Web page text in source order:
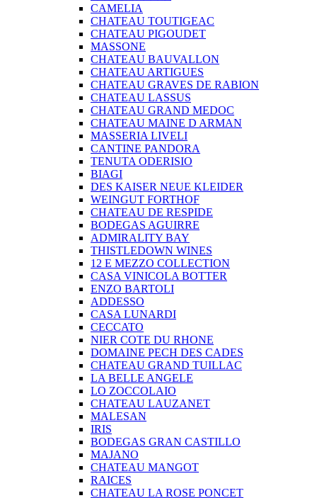
CAMELIA
CHATEAU TOUTIGEAC
CHATEAU PIGOUDET
MASSONE
CHATEAU BAUVALLON
CHATEAU ARTIGUES
CHATEAU GRAVES DE RABION
CHATEAU LASSUS
CHATEAU GRAND MEDOC
CHATEAU MAINE D ARMAN
MASSERIA LIVELI
CANTINE PANDORA
TENUTA ODERISIO
BIAGI
DES KAISER NEUE KLEIDER
WEINGUT FORTHOF
CHATEAU DE RESPIDE
BODEGAS AGUIRRE
ADMIRALITY BAY
THISTLEDOWN WINES
12 E MEZZO COLLECTION
CASA VINICOLA BOTTER
ENZO BARTOLI
ADDESSO
CASA LUNARDI
CECCATO
NIER COTE DU RHONE
DOMAINE PECH DES CADES
CHATEAU GRAND TUILLAC
LA BELLE ANGELE
LO ZOCCOLAIO
CHATEAU LAUZANET
MALESAN
IRIS
BODEGAS GRAN CASTILLO
MAJANO
CHATEAU MANGOT
RAICES
CHATEAU LA ROSE PONCET